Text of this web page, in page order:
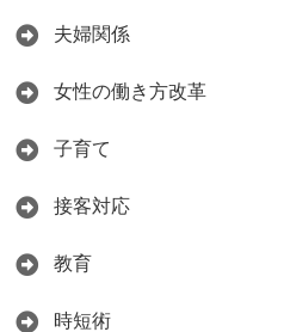
夫婦関係
女性の働き方改革
子育て
接客対応
教育
時短術